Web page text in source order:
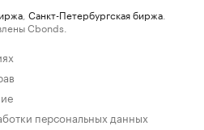
Санкт-Петербургская биржа
Cbonds.
персональных данных